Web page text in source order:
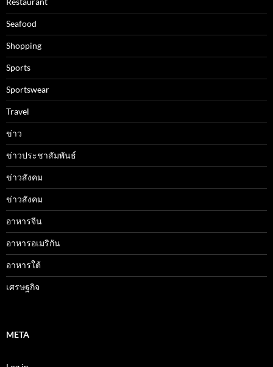
Seafood
Shopping
Sports
Sportswear
Travel
ข่าว
ข่าวประชาสัมพันธ์
ข่าวสังคม
ข่าวสังคม
อาหารจีน
อาหารอเมริกัน
อาหารใต้
เศรษฐกิจ
META